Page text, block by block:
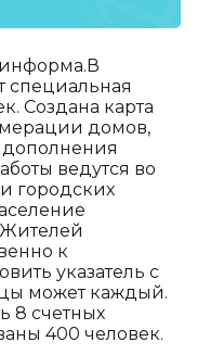
специальная
Создана карта
домов,
ведутся во
городских
к
указатель с
может каждый.
8 счетных
400 человек.